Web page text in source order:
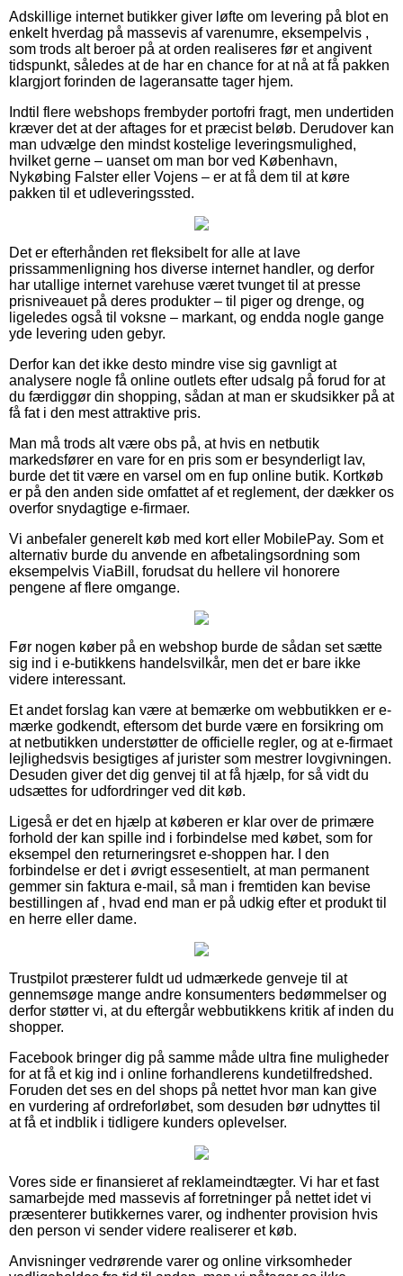
Adskillige internet butikker giver løfte om levering på blot en
enkelt hverdag på massevis af varenumre, eksempelvis ,
som trods alt beroer på at orden realiseres før et angivent
tidspunkt, således at de har en chance for at nå at få pakken
klargjort forinden de lageransatte tager hjem.
Indtil flere webshops frembyder portofri fragt, men undertiden
kræver det at der aftages for et præcist beløb. Derudover kan
man udvælge den mindst kostelige leveringsmulighed,
hvilket gerne – uanset om man bor ved København,
Nykøbing Falster eller Vojens – er at få dem til at køre
pakken til et udleveringssted.
Det er efterhånden ret fleksibelt for alle at lave
prissammenligning hos diverse internet handler, og derfor
har utallige internet varehuse været tvunget til at presse
prisniveauet på deres produkter – til piger og drenge, og
ligeledes også til voksne – markant, og endda nogle gange
yde levering uden gebyr.
Derfor kan det ikke desto mindre vise sig gavnligt at
analysere nogle få online outlets efter udsalg på forud for at
du færdiggør din shopping, sådan at man er skudsikker på at
få fat i den mest attraktive pris.
Man må trods alt være obs på, at hvis en netbutik
markedsfører en vare for en pris som er besynderligt lav,
burde det tit være en varsel om en fup online butik. Kortkøb
er på den anden side omfattet af et reglement, der dækker os
overfor snydagtige e-firmaer.
Vi anbefaler generelt køb med kort eller MobilePay. Som et
alternativ burde du anvende en afbetalingsordning som
eksempelvis ViaBill, forudsat du hellere vil honorere
pengene af flere omgange.
Før nogen køber på en webshop burde de sådan set sætte
sig ind i e-butikkens handelsvilkår, men det er bare ikke
videre interessant.
Et andet forslag kan være at bemærke om webbutikken er e-
mærke godkendt, eftersom det burde være en forsikring om
at netbutikken understøtter de officielle regler, og at e-firmaet
lejlighedsvis besigtiges af jurister som mestrer lovgivningen.
Desuden giver det dig genvej til at få hjælp, for så vidt du
udsættes for udfordringer ved dit køb.
Ligeså er det en hjælp at køberen er klar over de primære
forhold der kan spille ind i forbindelse med købet, som for
eksempel den returneringsret e-shoppen har. I den
forbindelse er det i øvrigt essesentielt, at man permanent
gemmer sin faktura e-mail, så man i fremtiden kan bevise
bestillingen af , hvad end man er på udkig efter et produkt til
en herre eller dame.
Trustpilot præsterer fuldt ud udmærkede genveje til at
gennemsøge mange andre konsumenters bedømmelser og
derfor støtter vi, at du eftergår webbutikkens kritik af inden du
shopper.
Facebook bringer dig på samme måde ultra fine muligheder
for at få et kig ind i online forhandlerens kundetilfredshed.
Foruden det ses en del shops på nettet hvor man kan give
en vurdering af ordreforløbet, som desuden bør udnyttes til
at få et indblik i tidligere kunders oplevelser.
Vores side er finansieret af reklameindtægter. Vi har et fast
samarbejde med massevis af forretninger på nettet idet vi
præsenterer butikkernes varer, og indhenter provision hvis
den person vi sender videre realiserer et køb.
Anvisninger vedrørende varer og online virksomheder